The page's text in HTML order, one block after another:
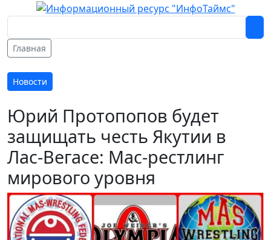
Главная
Новости
Юрий Протопопов будет
защищать честь Якутии в
Лас-Вегасе: Мас-рестлинг
мирового уровня